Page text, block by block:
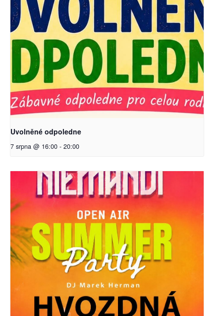
Uvolněné odpoledne
7 srpna @ 16:00 - 20:00